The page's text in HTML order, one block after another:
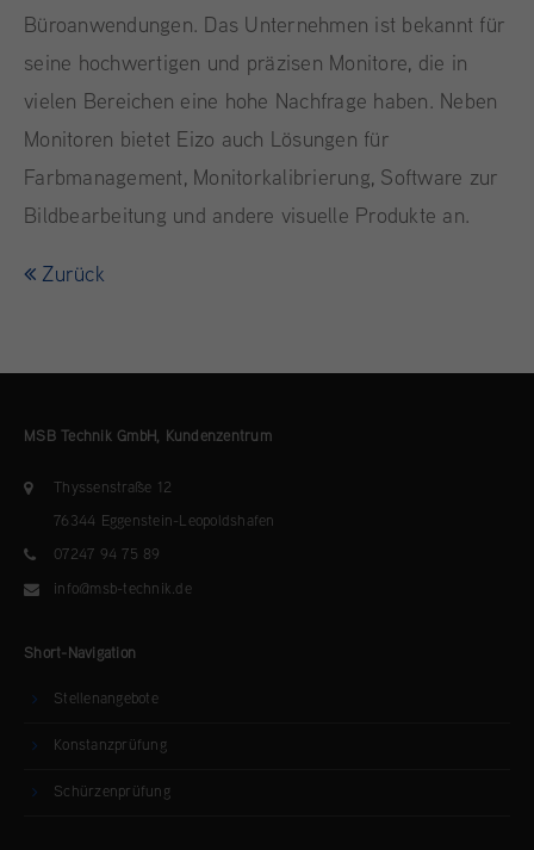
Büroanwendungen. Das Unternehmen ist bekannt für
seine hochwertigen und präzisen Monitore, die in
vielen Bereichen eine hohe Nachfrage haben. Neben
Monitoren bietet Eizo auch Lösungen für
Farbmanagement, Monitorkalibrierung, Software zur
Bildbearbeitung und andere visuelle Produkte an.
Zurück
MSB Technik GmbH, Kundenzentrum
Thyssenstraße 12
76344 Eggenstein-Leopoldshafen
07247 94 75 89
info@msb-technik.de
Short-Navigation
Stellenangebote
Konstanzprüfung
Schürzenprüfung